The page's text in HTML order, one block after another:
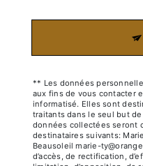
** Les données
aux fins de vous contacter
informatisé. Elles sont
traitants dans le seul but
données collectées seront
destinataires suivants:
Beausoleil marie-
d’accès, de rectification,